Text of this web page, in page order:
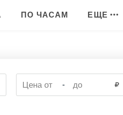
ПО ЧАСАМ ЕЩЕ
-